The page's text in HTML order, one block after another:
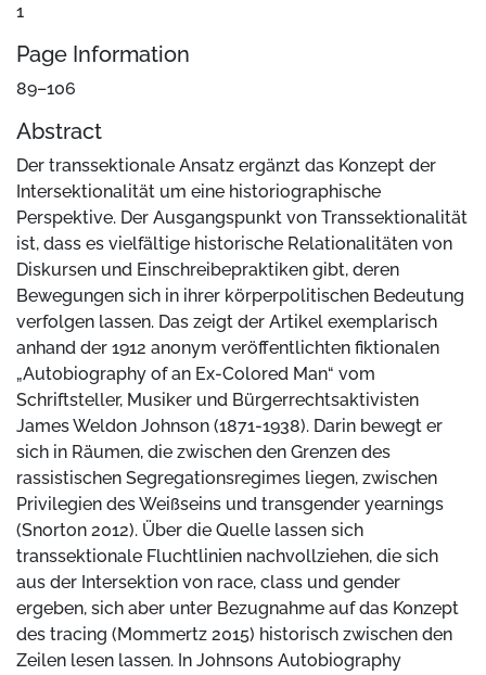
1
Page Information
89–106
Abstract
Der transsektionale Ansatz ergänzt das Konzept der
Intersektionalität um eine historiographische
Perspektive. Der Ausgangspunkt von Transsektionalität
ist, dass es vielfältige historische Relationalitäten von
Diskursen und Einschreibepraktiken gibt, deren
Bewegungen sich in ihrer körperpolitischen Bedeutung
verfolgen lassen. Das zeigt der Artikel exemplarisch
anhand der 1912 anonym veröffentlichten fiktionalen
„Autobiography of an Ex-Colored Man“ vom
Schriftsteller, Musiker und Bürgerrechtsaktivisten
James Weldon Johnson (1871-1938). Darin bewegt er
sich in Räumen, die zwischen den Grenzen des
rassistischen Segregationsregimes liegen, zwischen
Privilegien des Weißseins und transgender yearnings
(Snorton 2012). Über die Quelle lassen sich
transsektionale Fluchtlinien nachvollziehen, die sich
aus der Intersektion von race, class und gender
ergeben, sich aber unter Bezugnahme auf das Konzept
des tracing (Mommertz 2015) historisch zwischen den
Zeilen lesen lassen. In Johnsons Autobiography